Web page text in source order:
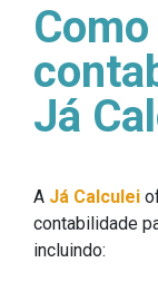
Já
A Já Calculei
contabilidade
incluindo: